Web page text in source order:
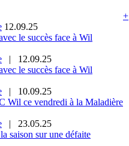
+
12.09.25
le succès face à Wil
|
12.09.25
le succès face à Wil
|
10.09.25
Wil ce vendredi à la Maladière
|
23.05.25
saison sur une défaite